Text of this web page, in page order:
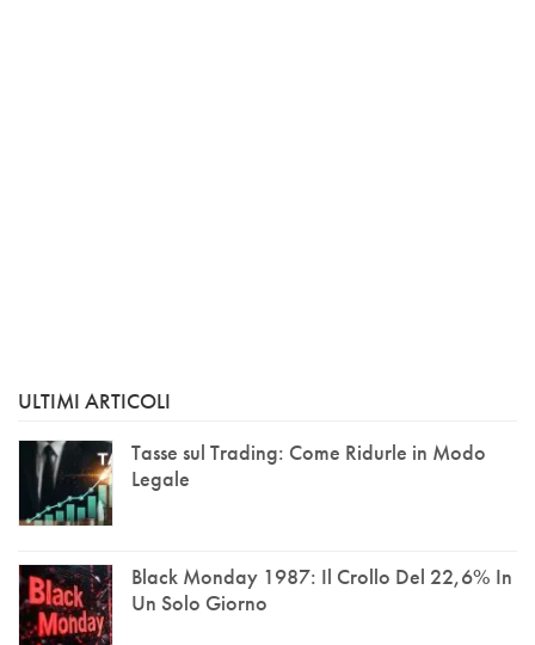
ULTIMI ARTICOLI
Tasse sul Trading: Come Ridurle in Modo
Legale
Black Monday 1987: Il Crollo Del 22,6% In
Un Solo Giorno